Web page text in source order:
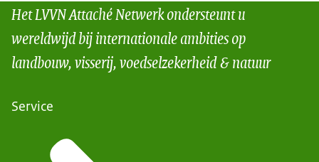
Het LVVN Attaché Netwerk ondersteunt u
wereldwijd bij internationale ambities op
landbouw, visserij, voedselzekerheid & natuur
Service